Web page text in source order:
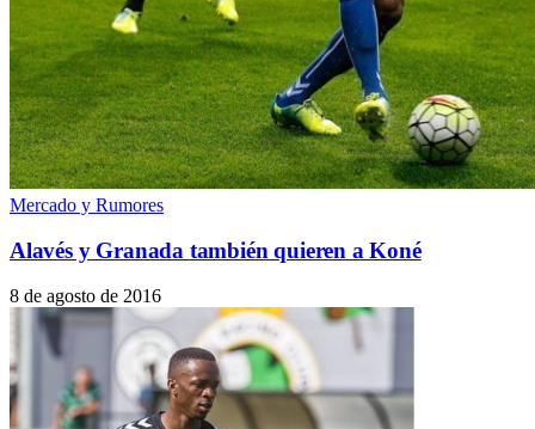
Mercado y Rumores
Alavés y Granada también quieren a Koné
8 de agosto de 2016